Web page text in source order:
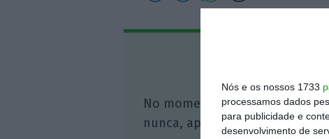
Nós e os nossos 1733
processamos dados
para publicidade e
desenvolvimento de
Assine o
No momento em que a
nunca, apoie o jornalismo